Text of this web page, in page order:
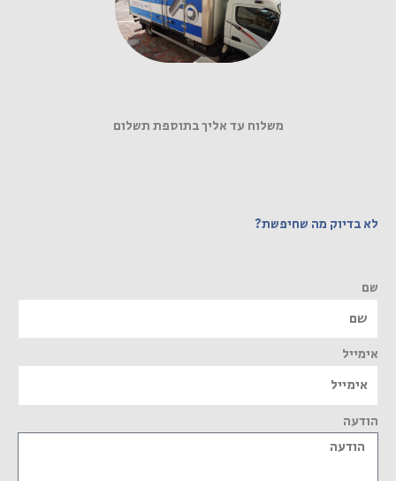
משלוח עד אליך בתוספת תשלום
לא בדיוק מה שחיפשת?
שם
אימייל
הודעה